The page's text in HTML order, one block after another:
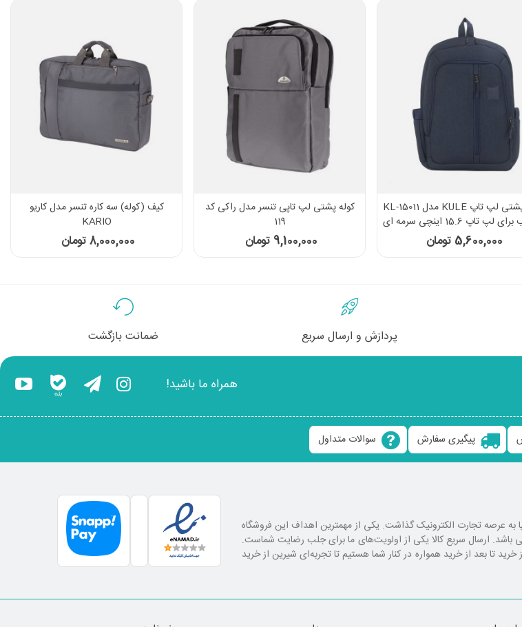
کوله پشتی لپ تاپ KULE مدل KL-15011
لپ تاپ 15.6 اینچی سرمه ای
5,600,000 تومان
کوله پشتی لپ تاپی تنسر مدل راکی کد
119
9,100,000 تومان
کیف (کوله) سه کاره تنسر مدل کاریو
KARIO
8,000,000 تومان
پردازش و ارسال سریع ضمانت بازگشت
همراه ما باشید!
پیگیری سفارش سوالات متداول
پا به عرصه تجارت الکترونیک گذاشت. یکی از مهمترین اهداف این فروشگاه
باشد. ارسال سریع کالا یکی از اولویت‌های ما برای جلب رضایت شماست.
تا بعد از خرید همواره در کنار شما هستیم تا تجربه‌ای شیرین از خرید